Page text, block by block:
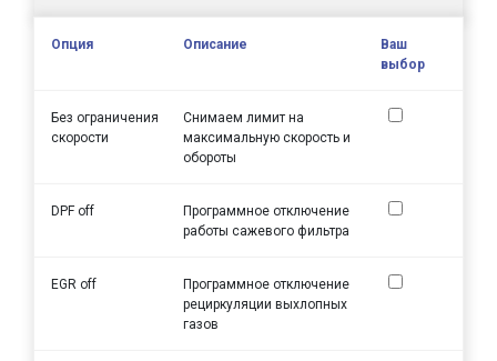
Опция Описание
Ваш
выбор
Без ограничения
скорости
Снимаем лимит на
максимальную скорость и
обороты
DPF off
Программное отключение
работы сажевого фильтра
EGR off
Программное отключение
рециркуляции выхлопных
газов